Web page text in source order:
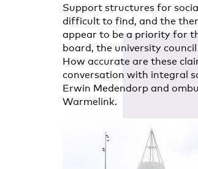
Support structures for
difficult to find, and the
appear to be a priority for
board, the university
How accurate are these
conversation with integral
Erwin Medendorp and
Warmelink.